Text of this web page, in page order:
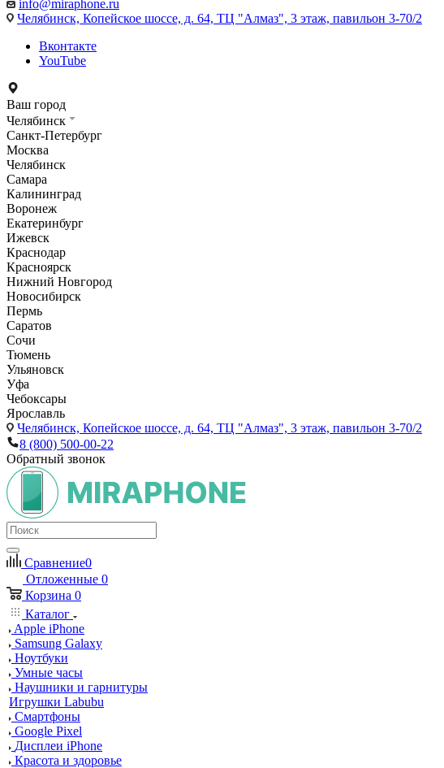
info@miraphone.ru
Челябинск, Копейское шоссе, д. 64, ТЦ "Алмаз", 3 этаж, павильон 3-70/2
Вконтакте
YouTube
Ваш город
Челябинск
Санкт-Петербург
Москва
Челябинск
Самара
Калининград
Воронеж
Екатеринбург
Ижевск
Краснодар
Красноярск
Нижний Новгород
Новосибирск
Пермь
Саратов
Сочи
Тюмень
Ульяновск
Уфа
Чебоксары
Ярославль
Челябинск, Копейское шоссе, д. 64, ТЦ "Алмаз", 3 этаж, павильон 3-70/2
8 (800) 500-00-22
Обратный звонок
Сравнение0
Отложенные 0
Корзина 0
Каталог
Apple iPhone
Samsung Galaxy
Ноутбуки
Умные часы
Наушники и гарнитуры
Игрушки Labubu
Смартфоны
Google Pixel
Дисплеи iPhone
Красота и здоровье